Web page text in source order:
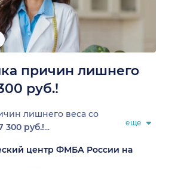
причин лишнего
руб.!
лишнего веса со
300 руб.!... еще
центр ФМБА России на